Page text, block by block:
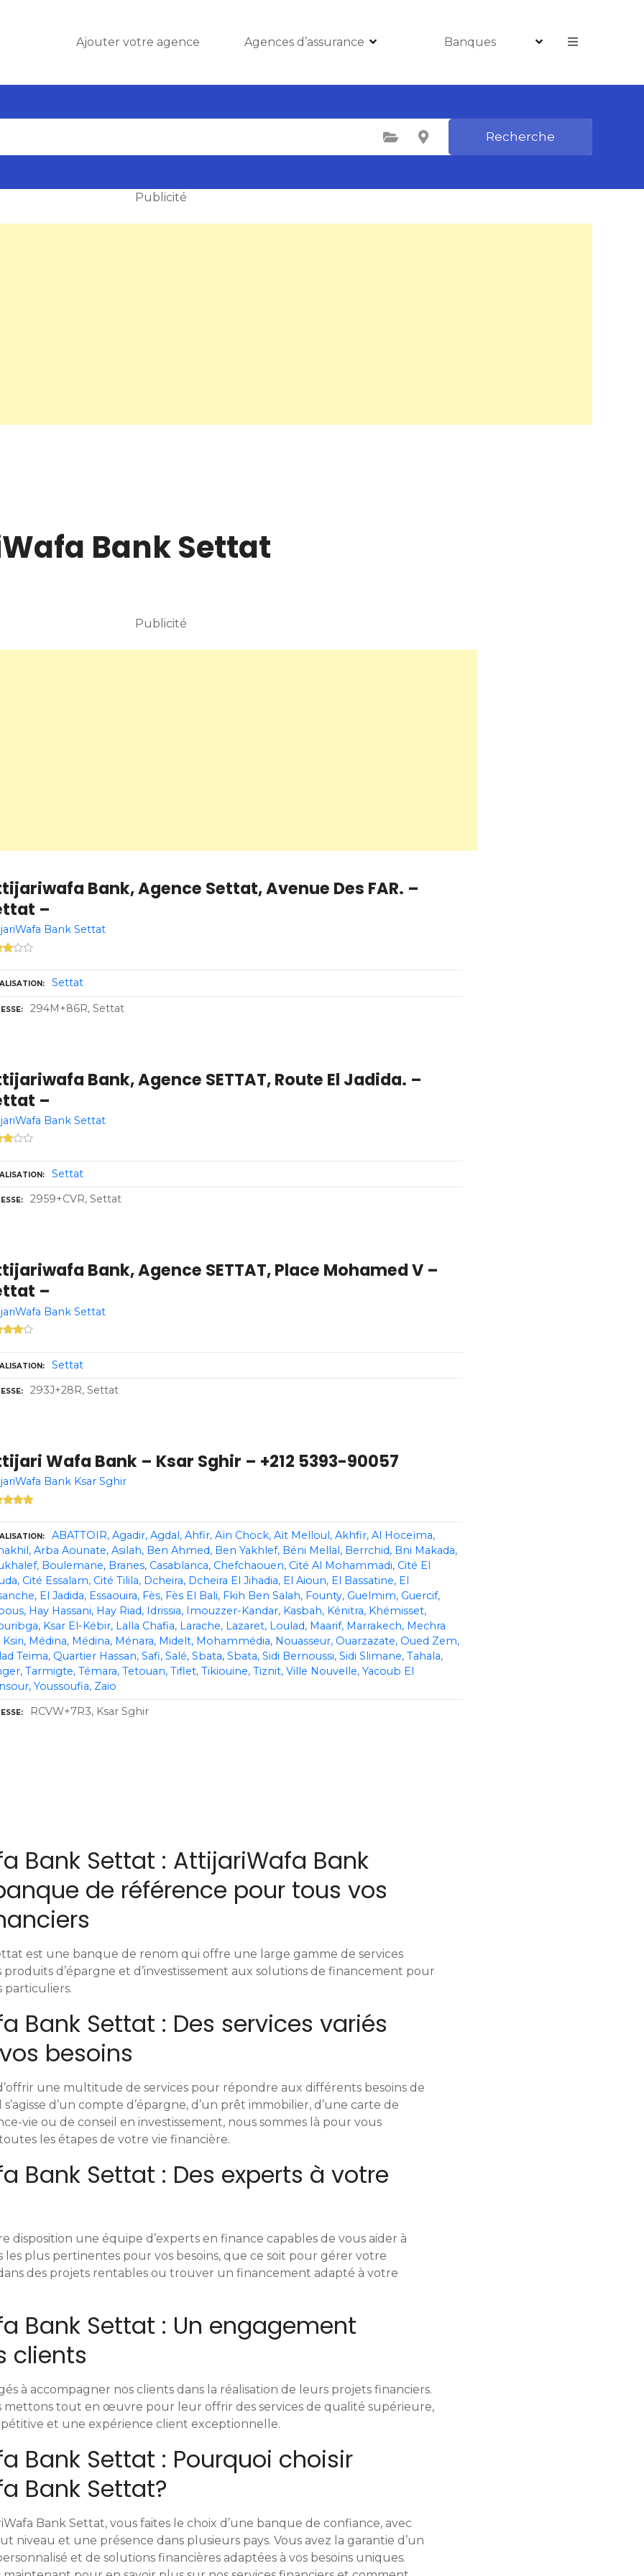
Ajouter votre agence Agences d’assurance Banques
Sélectionnez une catégorie Sélectionnez le lieu Recherche
Publicité
Bank Settat
Publicité
Bank, Agence Settat, Avenue Des FAR. –
–
Bank Settat
Settat
294M+86R, Settat
Bank, Agence SETTAT, Route El Jadida. –
–
Bank Settat
Settat
2959+CVR, Settat
Bank, Agence SETTAT, Place Mohamed V –
–
Bank Settat
Settat
293J+28R, Settat
Wafa Bank – Ksar Sghir – +212 5393-90057
Bank Ksar Sghir
ABATTOIR Agadir Agdal Ahfir Aïn Chock Aït Melloul Akhfir Al Hoceïma
Arba Aounate Asilah Ben Ahmed Ben Yakhlef Béni Mellal Berrchid Bni Makada
Boulemane Branes Casablanca Chefchaouen Cité Al Mohammadi Cité El
Cité Essalam Cité Tilila Dcheira Dcheira El Jihadia El Aioun El Bassatine El
El Jadida Essaouira Fès Fès El Bali Fkih Ben Salah Founty Guelmim Guercif
Hay Hassani Hay Riad Idrissia Imouzzer-Kandar Kasbah Kénitra Khémisset
Ksar El-Kébir Lalla Chafia Larache Lazaret Loulad Maarif Marrakech Mechra
Médina Médina Ménara Midelt Mohammédia Nouasseur Ouarzazate Oued Zem
Teima Quartier Hassan Safi Salé Sbata Sbata Sidi Bernoussi Sidi Slimane Tahala
Tarmigte Témara Tetouan Tiflet Tikiouine Tiznit Ville Nouvelle Yacoub El
Youssoufia Zaio
RCVW+7R3, Ksar Sghir
Bank Settat : AttijariWafa Bank
de référence pour tous vos
est une banque de renom qui offre une large gamme de services
produits d’épargne et d’investissement aux solutions de financement pour
particuliers.
Bank Settat : Des services variés
besoins
une multitude de services pour répondre aux différents besoins de
d’un compte d’épargne, d’un prêt immobilier, d’une carte de
vie ou de conseil en investissement, nous sommes là pour vous
les étapes de votre vie financière.
Bank Settat : Des experts à votre
disposition une équipe d’experts en finance capables de vous aider à
plus pertinentes pour vos besoins, que ce soit pour gérer votre
des projets rentables ou trouver un financement adapté à votre
Bank Settat : Un engagement
clients
à accompagner nos clients dans la réalisation de leurs projets financiers.
mettons tout en œuvre pour leur offrir des services de qualité supérieure,
et une expérience client exceptionnelle.
Bank Settat : Pourquoi choisir
Bank Settat?
Bank Settat, vous faites le choix d’une banque de confiance, avec
niveau et une présence dans plusieurs pays. Vous avez la garantie d’un
et de solutions financières adaptées à vos besoins uniques.